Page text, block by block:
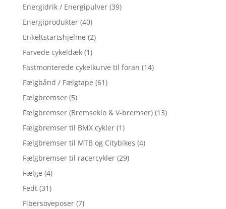
Energidrik / Energipulver (39)
Energiprodukter (40)
Enkeltstartshjelme (2)
Farvede cykeldæk (1)
Fastmonterede cykelkurve til foran (14)
Fælgbånd / Fælgtape (61)
Fælgbremser (5)
Fælgbremser (Bremseklo & V-bremser) (13)
Fælgbremser til BMX cykler (1)
Fælgbremser til MTB og Citybikes (4)
Fælgbremser til racercykler (29)
Fælge (4)
Fedt (31)
Fibersoveposer (7)